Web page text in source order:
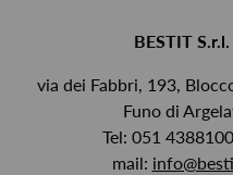
BESTIT
via dei Fabbri, 193,
Funo di
Tel: 051
mail: